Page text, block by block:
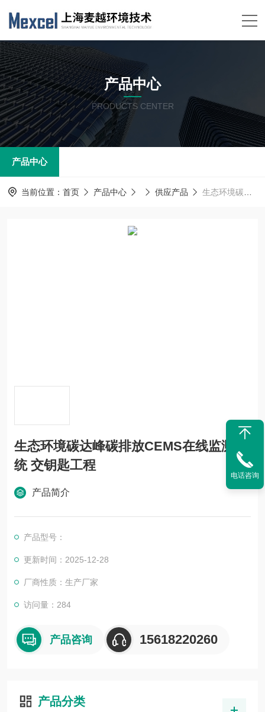
产品中心
PRODUCTS CENTER
产品中心
当前位置： 首页 产品中心 供应产品 生态环境碳达峰碳排放CEMS在线监测系统 交钥匙工程
生态环境碳达峰碳排放CEMS在线监测系
统 交钥匙工程
产品简介
产品型号：
更新时间：2025-12-28
厂商性质：生产厂家
访问量：284
产品咨询 15618220260
产品分类
电话咨询